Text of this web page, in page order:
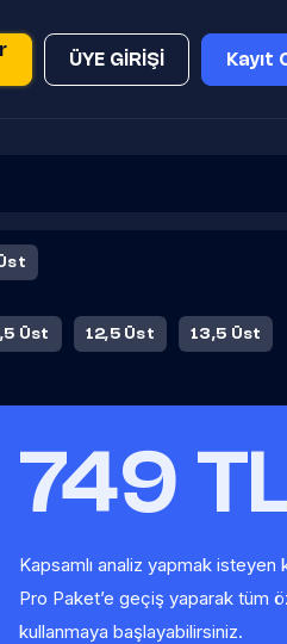
ÜYE GİRİŞİ Kayıt
Üst 12,5 Üst 13,5 Üst
749
Kapsamlı analiz yapmak isteyen
Pro Paket’e geçiş yaparak tüm
kullanmaya başlayabilirsiniz.